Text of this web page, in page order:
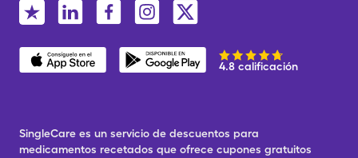
4.8 calificación
SingleCare es un servicio de descuentos para
medicamentos recetados que ofrece cupones gratuitos